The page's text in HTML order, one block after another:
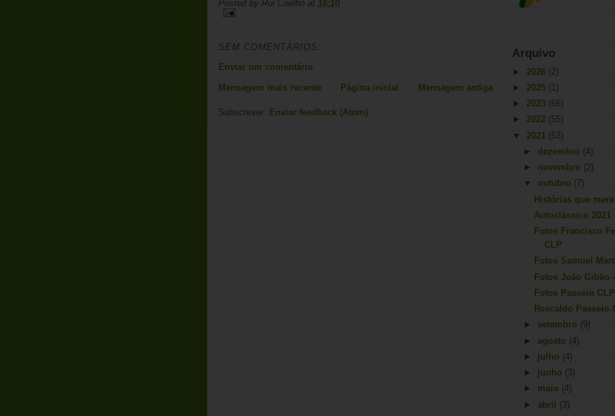
Posted by Rui Coelho at 18:10
SEM COMENTÁRIOS:
Enviar um comentário
Mensagem mais recente
Mensagem antiga
Página inicial
Subscrever: Enviar feedback (Atom)
Arquivo
► 2026 (2)
► 2025 (1)
► 2023 (66)
► 2022 (55)
▼ 2021 (53)
► dezembro (4)
► novembro (2)
▼ outubro (7)
Histórias que
Autoclássico 2021
Fotos Francisco
CLP
Fotos Samuel
Fotos João Gibão
Fotos Passeio CLP
Rescaldo Passeio
► setembro (9)
► agosto (4)
► julho (4)
► junho (3)
► maio (4)
► abril (3)